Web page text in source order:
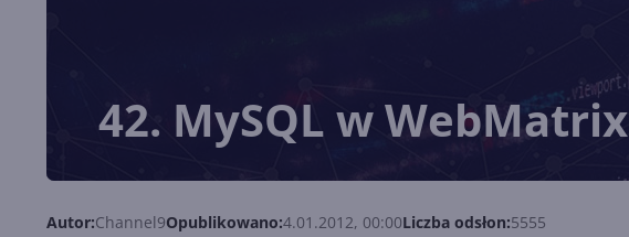
42. MySQL w WebMatrix
Autor:Channel9Opublikowano:4.01.2012, 00:00Liczba odsłon:5555